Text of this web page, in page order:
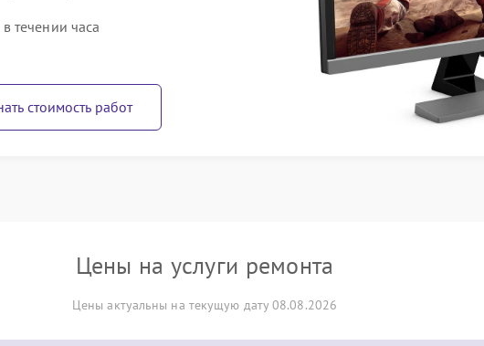
течении часа
стоимость работ
Цены на услуги ремонта
Цены актуальны на текущую дату 08.08.2026